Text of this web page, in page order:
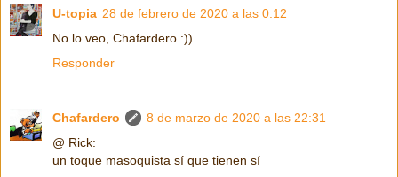
U-topia 28 de febrero de 2020 a las 0:12
No lo veo, Chafardero :))
Responder
Chafardero
8 de marzo de 2020 a las 22:31
@ Rick:
un toque masoquista sí que tienen sí